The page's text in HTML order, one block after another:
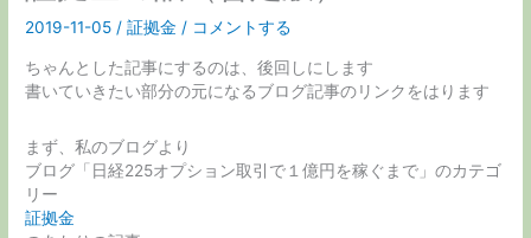
2019-11-05/証拠金 / コメントする
ちゃんとした記事にするのは、後回しにします
書いていきたい部分の元になるブログ記事のリンクをはります
まず、私のブログより
ブログ「日経225オプション取引で１億円を稼ぐまで」のカテゴ
リー
証拠金